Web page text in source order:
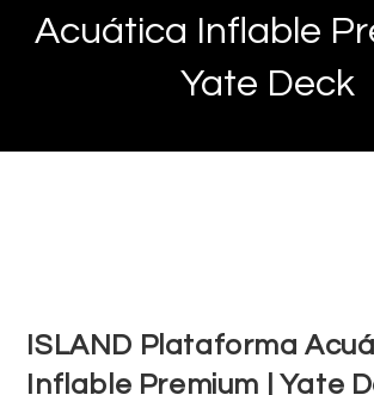
Acuática Inflable
Yate Deck
ISLAND Plataforma
Inflable Premium | Yate